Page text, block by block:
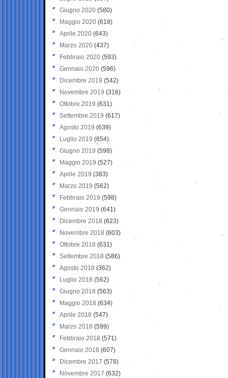
Giugno 2020 (580)
Maggio 2020 (618)
Aprile 2020 (643)
Marzo 2020 (437)
Febbraio 2020 (593)
Gennaio 2020 (596)
Dicembre 2019 (542)
Novembre 2019 (316)
Ottobre 2019 (631)
Settembre 2019 (617)
Agosto 2019 (639)
Luglio 2019 (654)
Giugno 2019 (598)
Maggio 2019 (527)
Aprile 2019 (383)
Marzo 2019 (562)
Febbraio 2019 (598)
Gennaio 2019 (641)
Dicembre 2018 (623)
Novembre 2018 (603)
Ottobre 2018 (631)
Settembre 2018 (586)
Agosto 2018 (362)
Luglio 2018 (562)
Giugno 2018 (563)
Maggio 2018 (634)
Aprile 2018 (547)
Marzo 2018 (599)
Febbraio 2018 (571)
Gennaio 2018 (607)
Dicembre 2017 (578)
Novembre 2017 (632)